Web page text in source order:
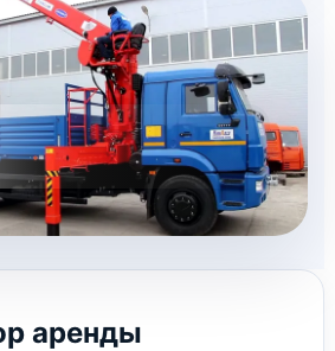
аренды